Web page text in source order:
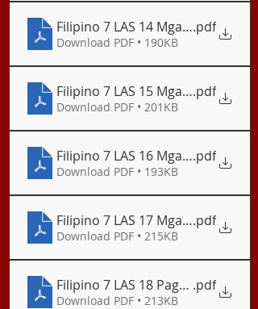
Filipino 7 LAS 14 Mga Pang-ugnay
.pdf
Download PDF • 190KB
Filipino 7 LAS 15 Mga Pang-ugnay
.pdf
Download PDF • 201KB
Filipino 7 LAS 16 Mga Pang-ugnay
.pdf
Download PDF • 193KB
Filipino 7 LAS 17 Mga .pdf
Download PDF • 215KB
Filipino 7 LAS 18 Pagsulat ng
.pdf
Download PDF • 213KB